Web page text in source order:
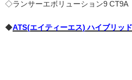
◇ランサーエボリューション9 CT9A
◆ATS(エイティーエス) ハイブリッ